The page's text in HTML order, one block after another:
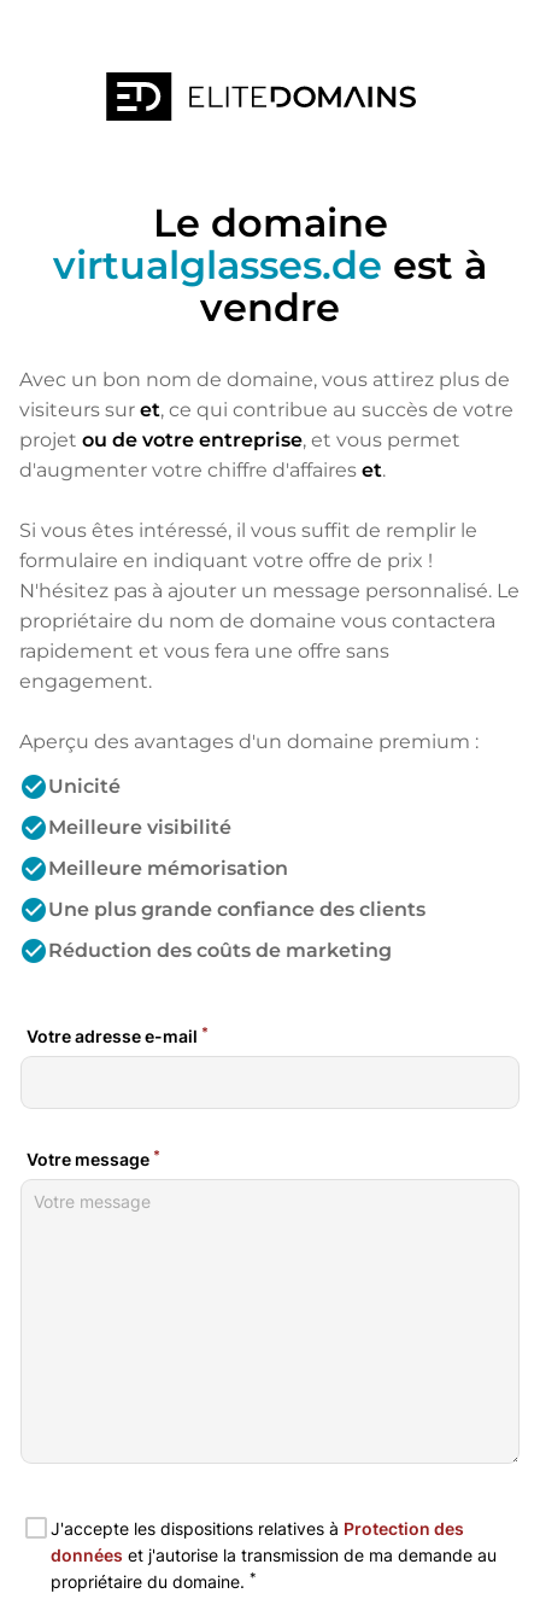
Le domaine
virtualglasses.de est à
vendre
Avec un bon nom de domaine, vous attirez plus de
visiteurs sur et, ce qui contribue au succès de votre
projet ou de votre entreprise, et vous permet
d'augmenter votre chiffre d'affaires et.
Si vous êtes intéressé, il vous suffit de remplir le
formulaire en indiquant votre offre de prix !
N'hésitez pas à ajouter un message personnalisé. Le
propriétaire du nom de domaine vous contactera
rapidement et vous fera une offre sans
engagement.
Aperçu des avantages d'un domaine premium :
check_circleUnicité
check_circleMeilleure visibilité
check_circleMeilleure mémorisation
check_circleUne plus grande confiance des clients
check_circleRéduction des coûts de marketing